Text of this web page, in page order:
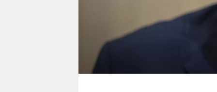
unterstützen
abo
genossenschaft